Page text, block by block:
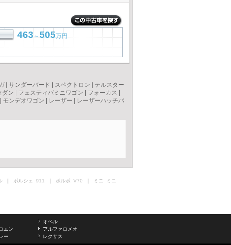
463～505万円
サンダーバード スペクトロン
テルスター
ダン フェスティバミニワゴン フォーカス
モンデオワゴン レーザー
レーザーハッチバ
｜ ポルシェ 911 ｜ ボルボ V70 ｜ ミニ ミニ
オペル
エン
アルファロメオ
ー レクサス